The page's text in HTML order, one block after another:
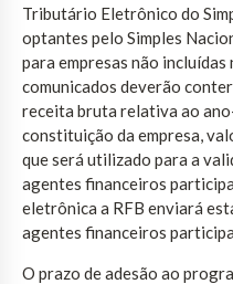
Tributário Eletrônico do
optantes pelo Simples
para empresas não incluídas
comunicados deverão
receita bruta relativa ao
constituição da empresa,
que será utilizado para a
agentes financeiros
eletrônica a RFB enviará
agentes financeiros
O prazo de adesão ao